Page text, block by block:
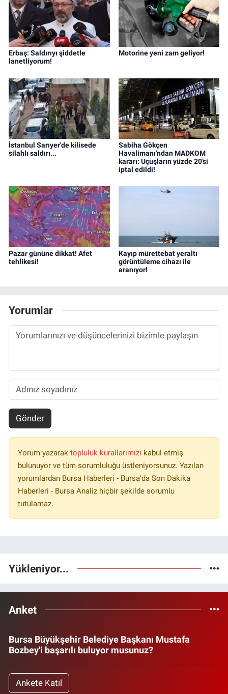
Erbaş: Saldırıyı şiddetle
lanetliyorum!
Motorine yeni zam geliyor!
İstanbul Sarıyer'de kilisede
silahlı saldırı...
Sabiha Gökçen
Havalimanı'ndan MADKOM
kararı: Uçuşların yüzde 20’si
iptal edildi!
Pazar gününe dikkat! Afet
tehlikesi!
Kayıp mürettebat yeraltı
görüntüleme cihazı ile
aranıyor!
Yorumlar
Gönder
Yorum yazarak topluluk kurallarımızı kabul etmiş
bulunuyor ve tüm sorumluluğu üstleniyorsunuz. Yazılan
yorumlardan Bursa Haberleri - Bursa'da Son Dakika
Haberleri - Bursa Analiz hiçbir şekilde sorumlu
tutulamaz.
Yükleniyor...
Anket
Bursa Büyükşehir Belediye Başkanı Mustafa
Bozbey'i başarılı buluyor musunuz?
Ankete Katıl